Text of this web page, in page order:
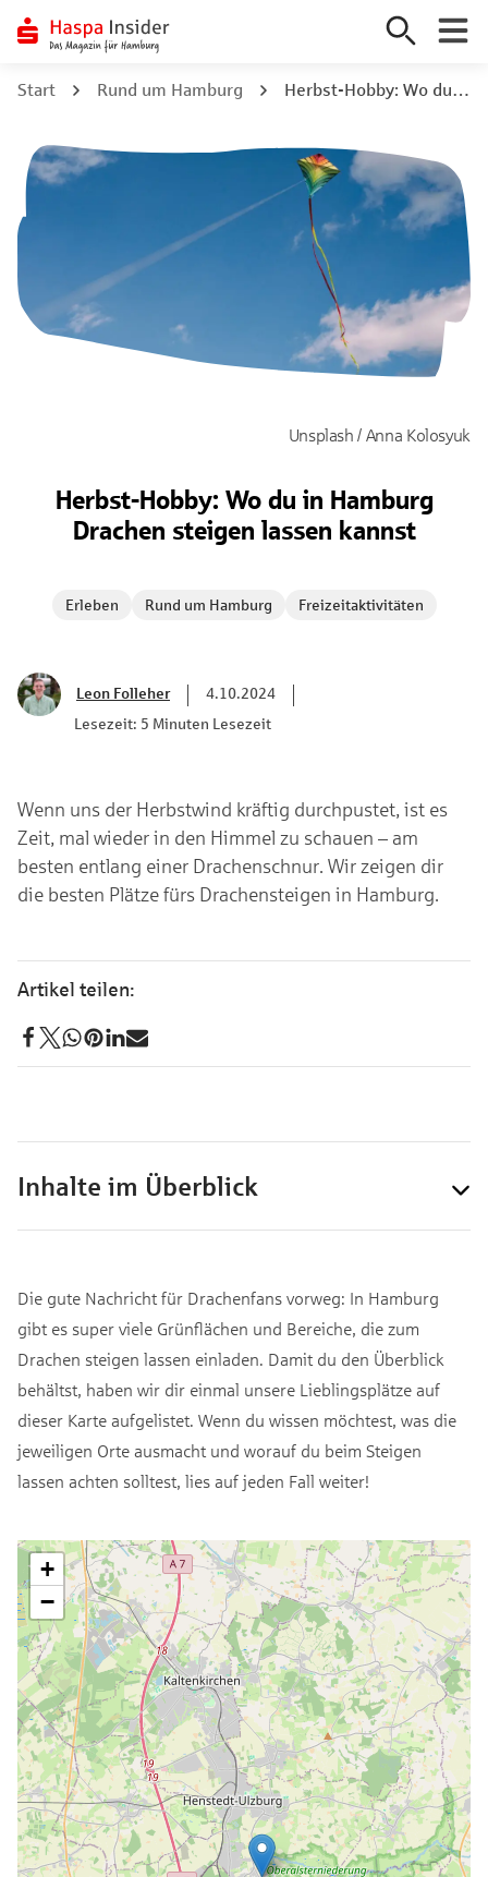
Inhalt
Start Rund um Hamburg Herbst-Hobby: Wo du in Hamburg Drachen steigen lassen kannst
Unsplash / Anna Kolosyuk
Herbst-Hobby: Wo du in Hamburg
Drachen steigen lassen kannst
Erleben Rund um Hamburg Freizeitaktivitäten
Leon Folleher
4.10.2024
Lesezeit: 5 Minuten Lesezeit
Wenn uns der Herbstwind kräftig durchpustet, ist es
Zeit, mal wieder in den Himmel zu schauen – am
besten entlang einer Drachenschnur. Wir zeigen dir
die besten Plätze fürs Drachensteigen in Hamburg.
Inhalte im Überblick
Die gute Nachricht für Drachenfans vorweg: In Hamburg
gibt es super viele Grünflächen und Bereiche, die zum
Drachen steigen lassen einladen. Damit du den Überblick
behältst, haben wir dir einmal unsere Lieblingsplätze auf
dieser Karte aufgelistet. Wenn du wissen möchtest, was die
jeweiligen Orte ausmacht und worauf du beim Steigen
lassen achten solltest, lies auf jeden Fall weiter!
+
−